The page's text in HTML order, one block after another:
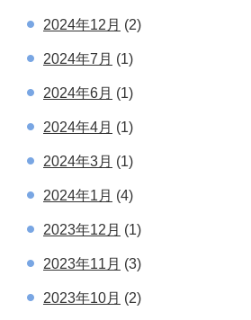
2024年12月 (2)
2024年7月 (1)
2024年6月 (1)
2024年4月 (1)
2024年3月 (1)
2024年1月 (4)
2023年12月 (1)
2023年11月 (3)
2023年10月 (2)